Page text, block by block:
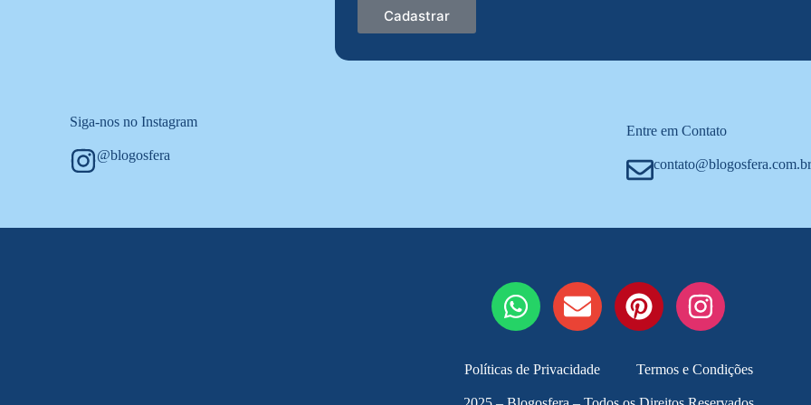
Cadastrar
Siga-nos no Instagram
@blogosfera
Entre em Contato
contato@blogosfera.com.br
Políticas de Privacidade Termos e Condições